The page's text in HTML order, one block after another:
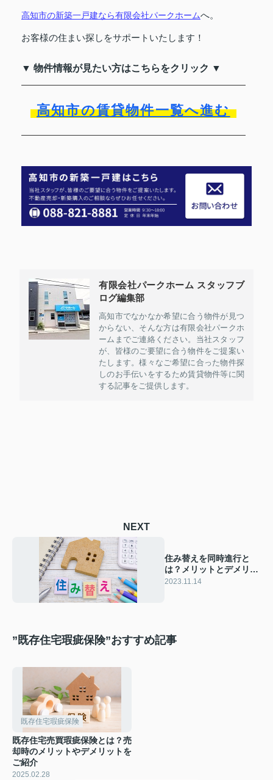
高知市の新築一戸建なら有限会社パークホームへ。
お客様の住まい探しをサポートいたします！
▼ 物件情報が見たい方はこちらをクリック ▼
高知市の賃貸物件一覧へ進む
有限会社パークホーム スタッフブ
ログ編集部
高知市でなかなか希望に合う物件が見つ
からない、そんな方は有限会社パークホ
ームまでご連絡ください。当社スタッフ
が、皆様のご要望に合う物件をご提案い
たします。様々なご希望に合った物件探
しのお手伝いをするため賃貸物件等に関
する記事をご提供します。
NEXT
住み替えを同時進行と
は？メリットとデメリッ
トについてご紹介
2023.11.14
”既存住宅瑕疵保険”おすすめ記事
既存住宅瑕疵保険
既存住宅売買瑕疵保険とは？売
却時のメリットやデメリットを
ご紹介
2025.02.28